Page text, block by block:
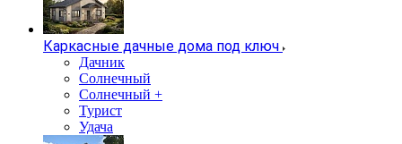
Каркасные дачные дома под ключ
Дачник
Солнечный
Солнечный +
Турист
Удача